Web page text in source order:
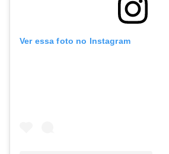
Ver essa foto no Instagram